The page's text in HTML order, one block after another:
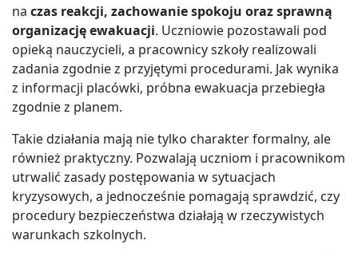
na czas reakcji, zachowanie spokoju oraz sprawną
organizację ewakuacji. Uczniowie pozostawali pod
opieką nauczycieli, a pracownicy szkoły realizowali
zadania zgodnie z przyjętymi procedurami. Jak wynika
z informacji placówki, próbna ewakuacja przebiegła
zgodnie z planem.
Takie działania mają nie tylko charakter formalny, ale
również praktyczny. Pozwalają uczniom i pracownikom
utrwalić zasady postępowania w sytuacjach
kryzysowych, a jednocześnie pomagają sprawdzić, czy
procedury bezpieczeństwa działają w rzeczywistych
warunkach szkolnych.